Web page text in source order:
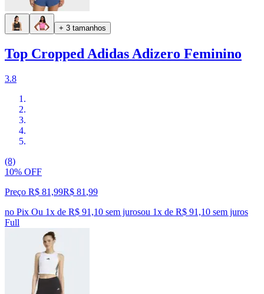
+ 3 tamanhos
Top Cropped Adidas Adizero Feminino
3.8
(8)
10% OFF
Preço R$ 81,99R$ 81 ,99
no Pix Ou 1x de R$ 91,10 sem jurosou 1x de R$ 91,10 sem juros
Full